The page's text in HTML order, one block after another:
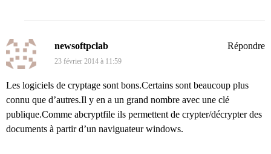
newsoftpclab
23 février 2014 à 11:59
Les logiciels de cryptage sont bons.Certains sont beaucoup plus
connu que d’autres.Il y en a un grand nombre avec une clé
publique.Comme abcryptfile ils permettent de crypter/décrypter des
documents à partir d’un naviguateur windows.
Répondre